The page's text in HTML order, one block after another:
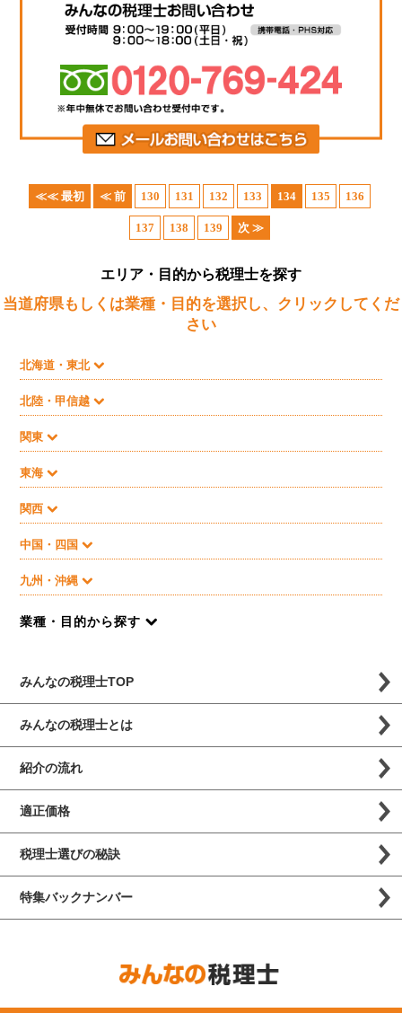
≪≪ 最初 ≪ 前 130 131 132 133 134 135 136
137 138 139 次 ≫
エリア・目的から税理士を探す
当道府県もしくは業種・目的を選択し、クリックしてくだ
さい
北海道・東北
北陸・甲信越
関東
東海
関西
中国・四国
九州・沖縄
業種・目的から探す
みんなの税理士TOP
みんなの税理士とは
紹介の流れ
適正価格
税理士選びの秘訣
特集バックナンバー